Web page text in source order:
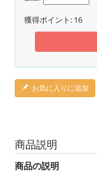
獲得ポイント: 16
お気に入りに追加
商品説明
商品の説明